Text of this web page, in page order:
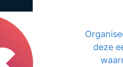
deze